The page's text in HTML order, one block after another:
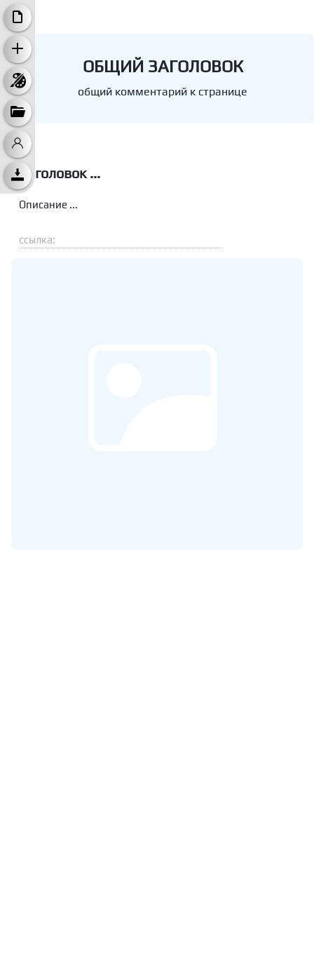
ОБЩИЙ ЗАГОЛОВОК
общий комментарий к странице
Заголовок ...
Описание ...